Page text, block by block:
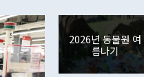
이 9월 러시아 블라디보스토
며 "정부 차원에서 (참석을)
은 "그것은 외교부의 몫"이
잘랐다. 정 장관이 이날 소개
않았다는 점에서 문제가 있
였던 올해 3월(369억9000만
인의 해외투자가 80억1000
각각 증가했다. 증권투자에
국인의 국내 주식 투자는 차
감소하며 전월(-310억5000
2026년 동물원 여
름나기